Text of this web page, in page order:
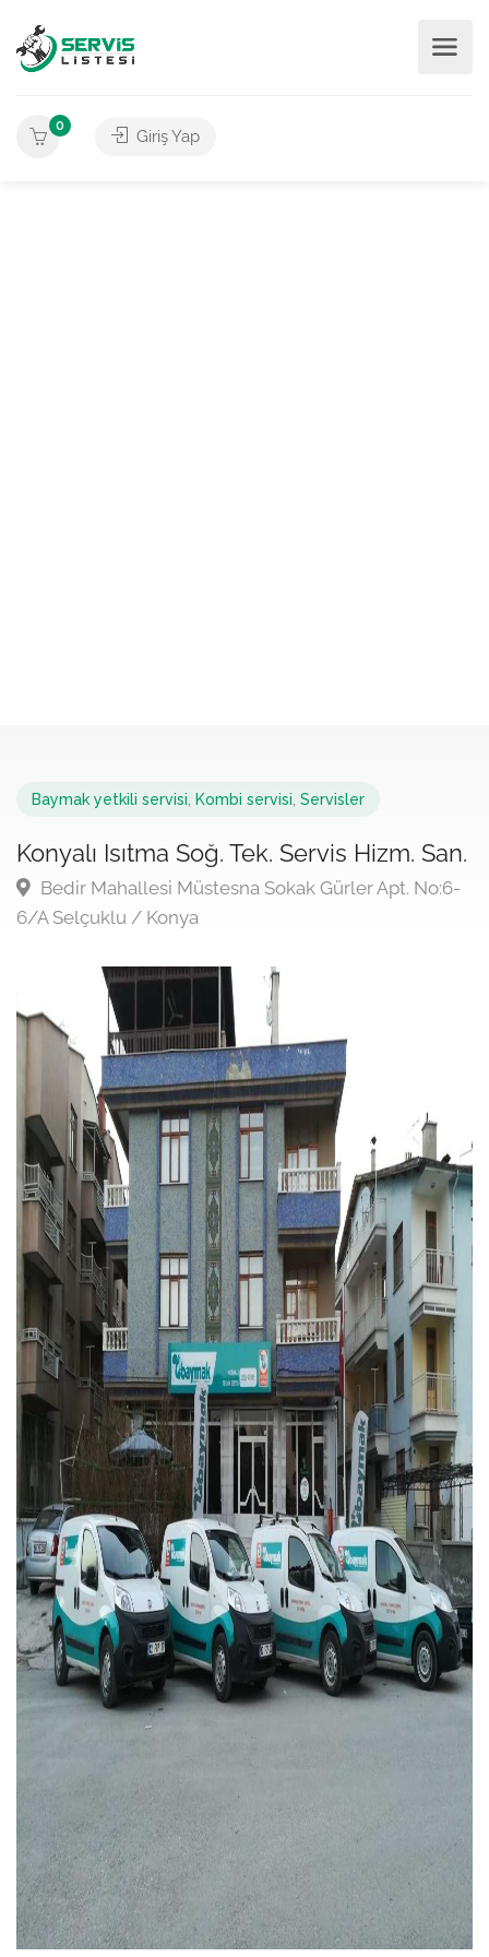
0
Giriş Yap
Baymak yetkili servisi Kombi servisi Servisler
Konyalı Isıtma Soğ. Tek. Servis Hizm. San.
Bedir Mahallesi Müstesna Sokak Gürler Apt. No:6-
6/A Selçuklu / Konya